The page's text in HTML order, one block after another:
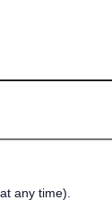
any time).